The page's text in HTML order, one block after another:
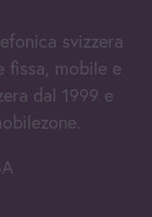
svizzera
fissa, mobile e
dal 1999 e